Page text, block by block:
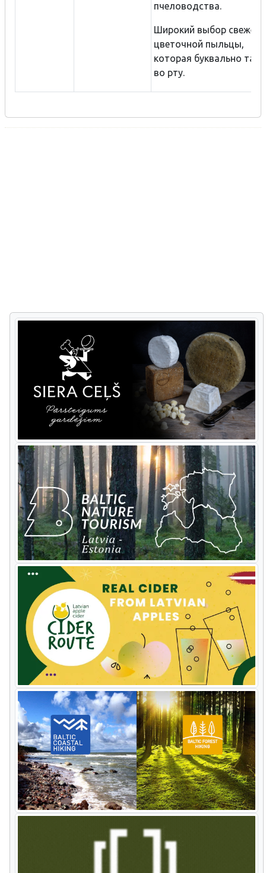
пчеловодства.
Широкий выбор свежей
цветочной пыльцы,
которая буквально тает
во рту.